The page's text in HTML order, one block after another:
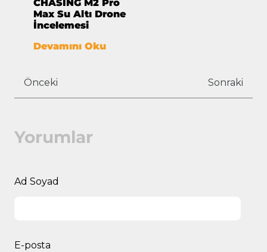
CHASING M2 Pro
Max Su Altı Drone
İncelemesi
Devamını Oku
Önceki Sonraki
Yorumlar
Ad Soyad
E-posta